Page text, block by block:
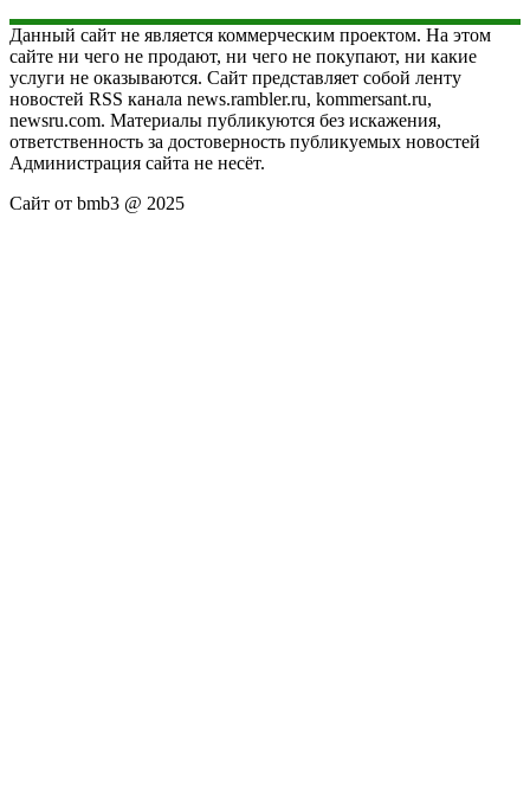
Данный сайт не является коммерческим проектом. На этом
сайте ни чего не продают, ни чего не покупают, ни какие
услуги не оказываются. Сайт представляет собой ленту
новостей RSS канала news.rambler.ru, kommersant.ru,
newsru.com. Материалы публикуются без искажения,
ответственность за достоверность публикуемых новостей
Администрация сайта не несёт.
Сайт от bmb3 @ 2025